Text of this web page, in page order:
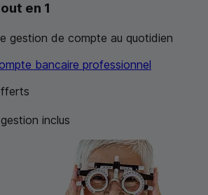
en 1
gestion de compte au quotidien
bancaire professionnel
inclus